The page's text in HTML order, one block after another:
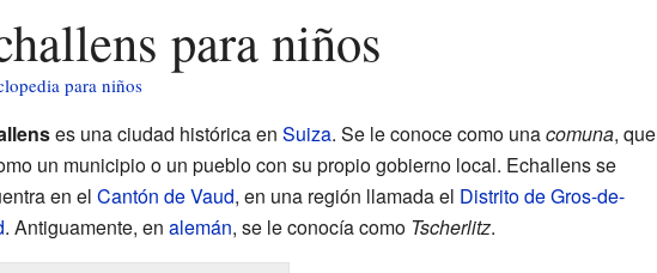
para niños
para niños
es una ciudad histórica en Suiza. Se le conoce como unacomuna, que
un municipio o un pueblo con su propio gobierno local. Echallens se
en el Cantón de Vaud, en una región llamada el Distrito de Gros-de-
. Antiguamente, en alemán, se le conocía como Tscherlitz.